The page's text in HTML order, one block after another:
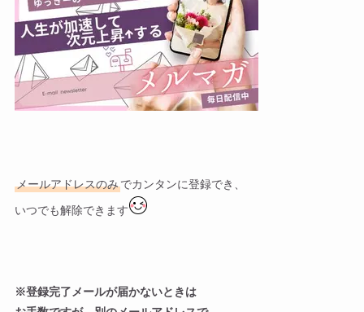
メールアドレスのみでカンタンに登録でき、
いつでも解除できます
※登録完了メールが届かないときは